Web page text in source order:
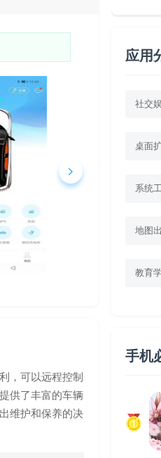
，可以远程控制
供了丰富的车辆
维护和保养的决
应用
社交
桌面
系统
地图
教育
手机
1